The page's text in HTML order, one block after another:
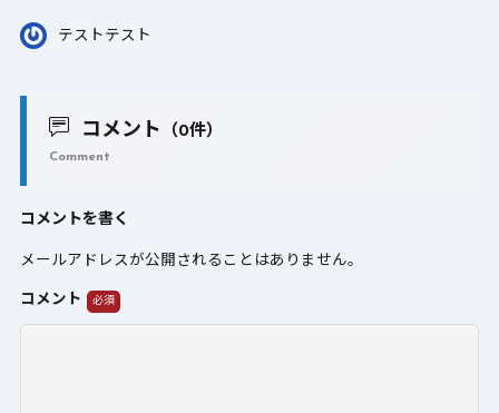
テストテスト
コメント （0件）
Comment
コメントを書く
メールアドレスが公開されることはありません。
コメント